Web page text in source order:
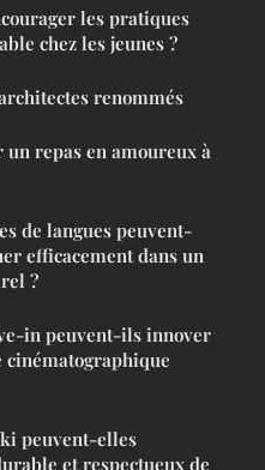
les pratiques
chez les jeunes ?
renommés
repas en amoureux à
de langues peuvent-
efficacement dans un
?
in peuvent-ils innover
peuvent-elles
et respectueux de